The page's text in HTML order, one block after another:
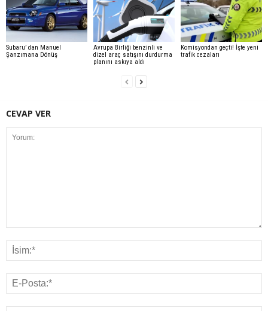
Subaru’ dan Manuel
Şanzımana Dönüş
Avrupa Birliği benzinli ve
dizel araç satışını durdurma
planını askıya aldı
Komisyondan geçti! İşte yeni
trafik cezaları
CEVAP VER